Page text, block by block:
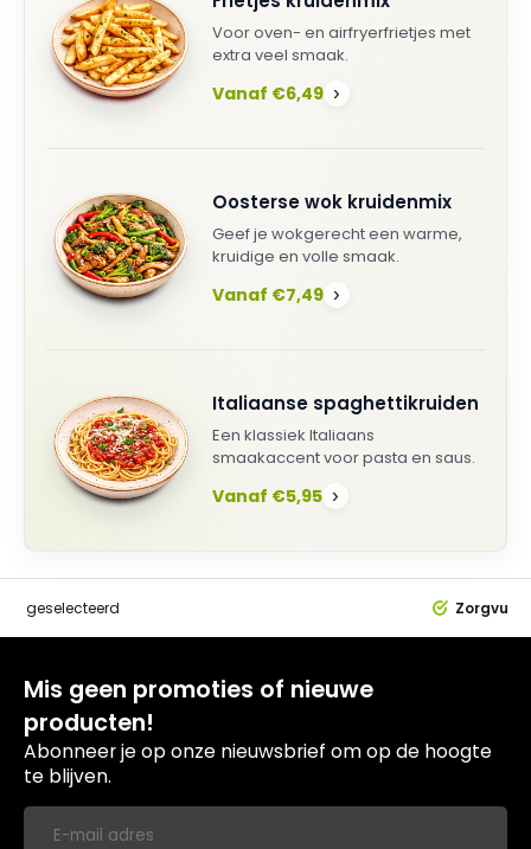
Voor oven- en airfryerfrietjes met
extra veel smaak.
Vanaf €6,49 ›
Oosterse wok kruidenmix
Geef je wokgerecht een warme,
kruidige en volle smaak.
Vanaf €7,49 ›
Italiaanse spaghettikruiden
Een klassiek Italiaans
smaakaccent voor pasta en saus.
Vanaf €5,95 ›
geselecteerd
Mis geen promoties of nieuwe
producten!
Abonneer je op onze nieuwsbrief om op de hoogte
te blijven.